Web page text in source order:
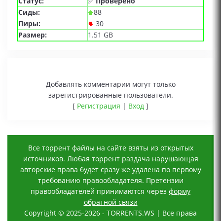
Сиды:
88
Пиры:
30
Размер:
1.51 GB
Добавлять комментарии могут только
зарегистрированные пользователи.
[ Регистрация | Вход ]
Все торрент файлы на сайте взяты из открытых
источников. Любая торрент раздача нарушающая
авторские права будет сразу же удалена по первому
требованию правообладателя. Претензии
правообладателей принимаются через форму
обратной связи
Copyright © 2025-2026 - TORRENTS.WS | Все права